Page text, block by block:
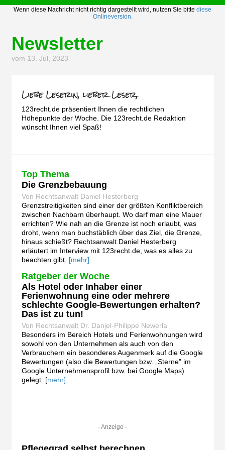
Wenn diese Nachricht nicht richtig dargestellt wird, nutzen Sie bitte diese
Onlineversion.
Newsletter
vom 13. Jul, 2023
123recht.de präsentiert Ihnen die rechtlichen
Höhepunkte der Woche. Die 123recht.de Redaktion
wünscht Ihnen viel Spaß!
Top Thema
Die Grenzbebauung
Von Rechtsanwalt Daniel Hesterberg
Grenzstreitigkeiten sind einer der größten Konfliktbereich
zwischen Nachbarn überhaupt. Wo darf man eine Mauer
errichten? Wie nah an die Grenze ist noch erlaubt, was
droht, wenn man buchstäblich über das Ziel, die Grenze,
hinaus schießt? Rechtsanwalt Daniel Hesterberg
erläutert im Interview mit 123recht.de, was es alles zu
beachten gibt. [mehr]
Ratgeber der Woche
Als Hotel oder Inhaber einer
Ferienwohnung eine oder mehrere
schlechte Google-Bewertungen erhalten?
Das ist zu tun!
Von Rechtsanwalt Dr. Danjel-Philippe Newerla
Besonders im Bereich Hotels und Ferienwohnungen wird
sowohl von den Unternehmen als auch von den
Verbrauchern ein besonderes Augenmerk auf die Google
Bewertungen (also die Bewertungen bzw. „Sterne" im
Google Unternehmensprofil bzw. bei Google Maps)
gelegt. [mehr]
- Anzeige -